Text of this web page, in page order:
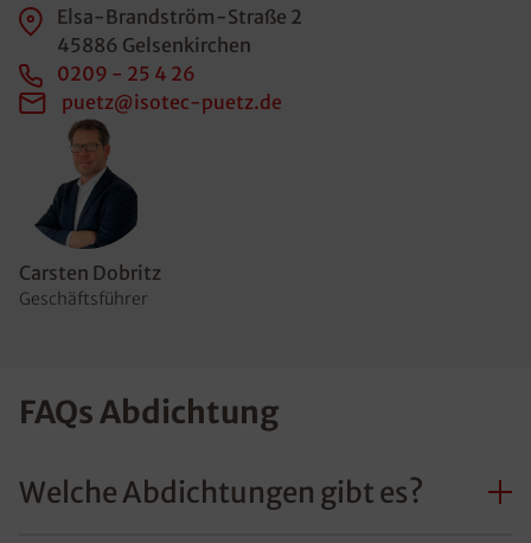
Carsten Dobritz
Geschäftsführer
Elsa-Brandström-Straße 2
45886 Gelsenkirchen
0209 - 25 4 26
puetz@isotec-puetz.de
FAQs Abdichtung
Welche Abdichtungen gibt es?